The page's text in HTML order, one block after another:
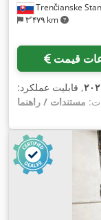
Trenčianske
۳٬۴۷۹ km
قیمت
, قابلیت عملکرد:
مستندات / راهنما